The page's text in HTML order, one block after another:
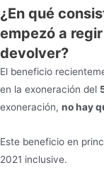
¿En qué
empezó a
devolver?
El beneficio
en la exoneración del
exoneración, no hay
Este beneficio en
2021 inclusive.